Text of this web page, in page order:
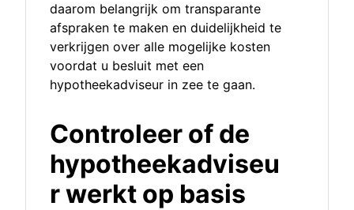
daarom belangrijk om transparante
afspraken te maken en duidelijkheid te
verkrijgen over alle mogelijke kosten
voordat u besluit met een
hypotheekadviseur in zee te gaan.
Controleer of de
hypotheekadviseu
r werkt op basis